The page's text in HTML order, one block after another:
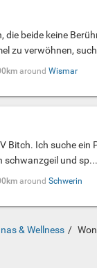
die beide keine
zu verwöhnen,
aroundWismar
Bitch. Ich suche ein
schwanzgeil und sp...
aroundSchwerin
& Wellness